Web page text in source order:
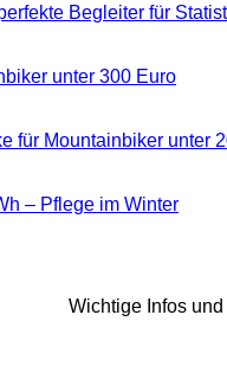
Begleiter für
unter 300 Euro
für Mountainbiker unter
– Pflege im Winter
Wichtige Infos